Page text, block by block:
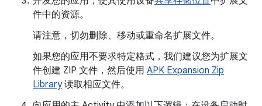
件中的资源。
请注意，切勿删除、移动或重命名扩展文件。
如果您的应用不要求特定格式，我们建议您为扩展文
件创建 ZIP 文件，然后使用 APK Expansion Zip
Library读取相应文件。